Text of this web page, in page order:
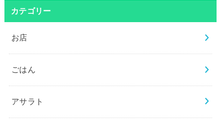
カテゴリー
お店
ごはん
アサラト